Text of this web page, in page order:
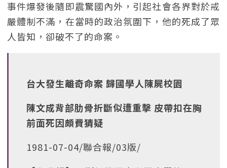
事件爆發後隨即震驚國內外，引起社會各界對於戒
嚴體制不滿，在當時的政治氛圍下，他的死成了眾
人皆知，卻破不了的命案。
台大發生離奇命案 歸國學人陳屍校園
陳文成背部肋骨折斷似遭重擊 皮帶扣在胸
前面死因頗費猜疑
1981-07-04/聯合報/03版/